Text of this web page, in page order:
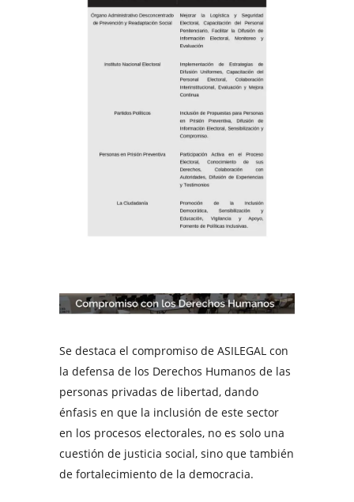
Se destaca el compromiso de ASILEGAL con
la defensa de los Derechos Humanos de las
personas privadas de libertad, dando
énfasis en que la inclusión de este sector
en los procesos electorales, no es solo una
cuestión de justicia social, sino que también
de fortalecimiento de la democracia.